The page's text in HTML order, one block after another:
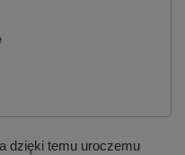
dzięki temu uroczemu